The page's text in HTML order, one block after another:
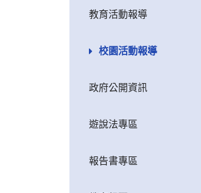
教育活動報導
校園活動報導
政府公開資訊
遊說法專區
報告書專區